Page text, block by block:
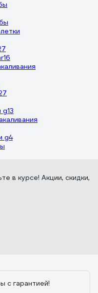
g4
в курсе! Акции, скидки,
с гарантией!